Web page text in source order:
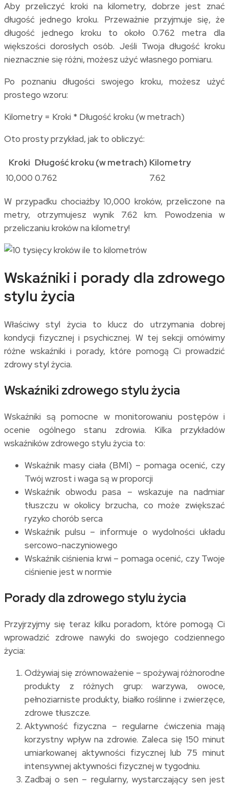
Aby przeliczyć kroki na kilometry, dobrze jest znać
długość jednego kroku. Przeważnie przyjmuje się, że
długość jednego kroku to około 0.762 metra dla
większości dorosłych osób. Jeśli Twoja długość kroku
nieznacznie się różni, możesz użyć własnego pomiaru.
Po poznaniu długości swojego kroku, możesz użyć
prostego wzoru:
Kilometry = Kroki * Długość kroku (w metrach)
Oto prosty przykład, jak to obliczyć:
Kroki Długość kroku (w metrach) Kilometry
10,000 0.762 7.62
W przypadku chociażby 10,000 kroków, przeliczone na
metry, otrzymujesz wynik 7.62 km. Powodzenia w
przeliczaniu kroków na kilometry!
Wskaźniki i porady dla zdrowego
stylu życia
Właściwy styl życia to klucz do utrzymania dobrej
kondycji fizycznej i psychicznej. W tej sekcji omówimy
różne wskaźniki i porady, które pomogą Ci prowadzić
zdrowy styl życia.
Wskaźniki zdrowego stylu życia
Wskaźniki są pomocne w monitorowaniu postępów i
ocenie ogólnego stanu zdrowia. Kilka przykładów
wskaźników zdrowego stylu życia to:
Wskaźnik masy ciała (BMI) – pomaga ocenić, czy
Twój wzrost i waga są w proporcji
Wskaźnik obwodu pasa – wskazuje na nadmiar
tłuszczu w okolicy brzucha, co może zwiększać
ryzyko chorób serca
Wskaźnik pulsu – informuje o wydolności układu
sercowo-naczyniowego
Wskaźnik ciśnienia krwi – pomaga ocenić, czy Twoje
ciśnienie jest w normie
Porady dla zdrowego stylu życia
Przyjrzyjmy się teraz kilku poradom, które pomogą Ci
wprowadzić zdrowe nawyki do swojego codziennego
życia:
Odżywiaj się zrównoważenie – spożywaj różnorodne
produkty z różnych grup: warzywa, owoce,
pełnoziarniste produkty, białko roślinne i zwierzęce,
zdrowe tłuszcze.
Aktywność fizyczna – regularne ćwiczenia mają
korzystny wpływ na zdrowie. Zaleca się 150 minut
umiarkowanej aktywności fizycznej lub 75 minut
intensywnej aktywności fizycznej w tygodniu.
Zadbaj o sen – regularny, wystarczający sen jest